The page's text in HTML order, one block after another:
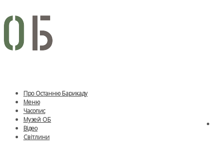
Про Останню Барикаду
Меню
Часопис
Музей ОБ
Відео
Світлини